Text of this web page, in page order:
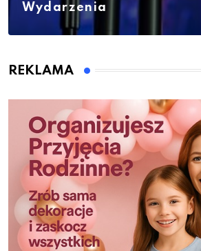
Wydarzenia
REKLAMA